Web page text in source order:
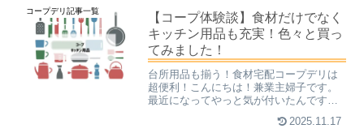
なテクニックで薄くスライ...
コープデリ記事一覧
【コープ体験談】食材だけでなく
キッチン用品も充実！色々と買っ
てみました！
台所用品も揃う！食材宅配コープデリは
超便利！こんにちは！兼業主婦子です。
最近になってやっと気が付いたんです
ッチンでご飯を作っているような気がし
2025.11.17